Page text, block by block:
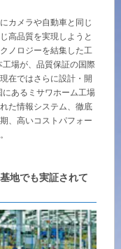
注目の最新情報など、住
です。
をご検討の方
ーナー様まで、賃貸経営
検討の方
の住まいを叶えるリフォ
います。
し、持続可能な未来志向
ご契約者さまとミサワホ
・便利・安心なコンテン
ど配信しています。
カメラや自動車と同じ
高品質を実現しようと
ノロジーを結集した工
場が、品質保証の国際
在ではさらに設計・開
あるミサワホーム工場
た情報システム、徹底
、高いコストパフォー
地でも実証されて